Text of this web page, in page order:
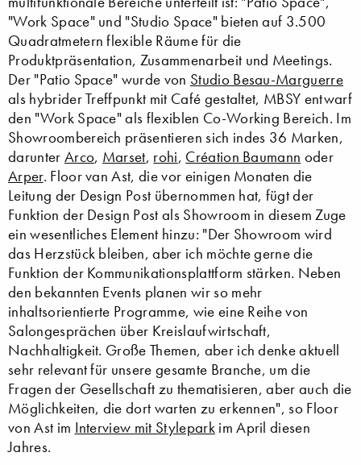
"Work Space" und "Studio Space" bieten auf 3.500
Quadratmetern flexible Räume für die
Produktpräsentation, Zusammenarbeit und Meetings.
Der "Patio Space" wurde von Studio Besau-Marguerre
als hybrider Treffpunkt mit Café gestaltet, MBSY entwarf
den "Work Space" als flexiblen Co-Working Bereich. Im
Showroombereich präsentieren sich indes 36 Marken,
darunter Arco, Marset, rohi, Création Baumann oder
Arper. Floor van Ast, die vor einigen Monaten die
Leitung der Design Post übernommen hat, fügt der
Funktion der Design Post als Showroom in diesem Zuge
ein wesentliches Element hinzu: "Der Showroom wird
das Herzstück bleiben, aber ich möchte gerne die
Funktion der Kommunikationsplattform stärken. Neben
den bekannten Events planen wir so mehr
inhaltsorientierte Programme, wie eine Reihe von
Salongesprächen über Kreislaufwirtschaft,
Nachhaltigkeit. Große Themen, aber ich denke aktuell
sehr relevant für unsere gesamte Branche, um die
Fragen der Gesellschaft zu thematisieren, aber auch die
Möglichkeiten, die dort warten zu erkennen", so Floor
von Ast im Interview mit Styleparkim April diesen
Jahres.